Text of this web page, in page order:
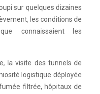
sur quelques dizaines
les conditions de
connaissaient les
la visite des tunnels de
logistique déployée
filtrée, hôpitaux de